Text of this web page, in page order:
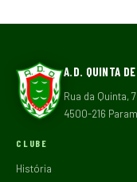
A.D. QUINTA DE
Rua da Quinta,
4500-216
CLUBE
História